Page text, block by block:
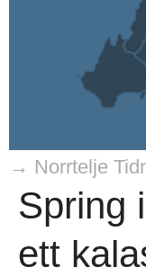
→ Norrtelje
Spring
ett